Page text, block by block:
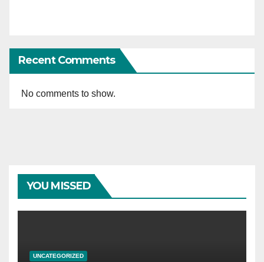
Recent Comments
No comments to show.
YOU MISSED
UNCATEGORIZED